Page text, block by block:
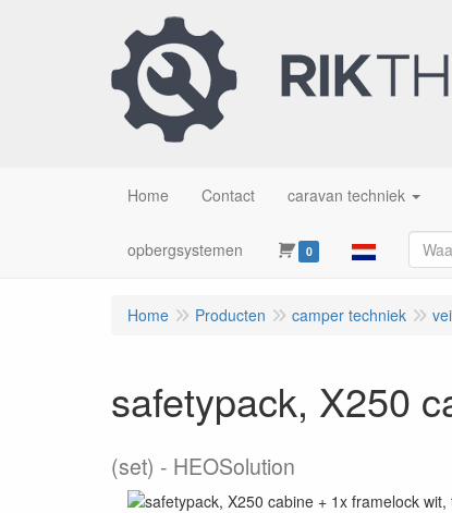
Home Contact caravan techniek
opbergsystemen 0
Home Producten camper techniek
safetypack, X250
(set) HEOSolution